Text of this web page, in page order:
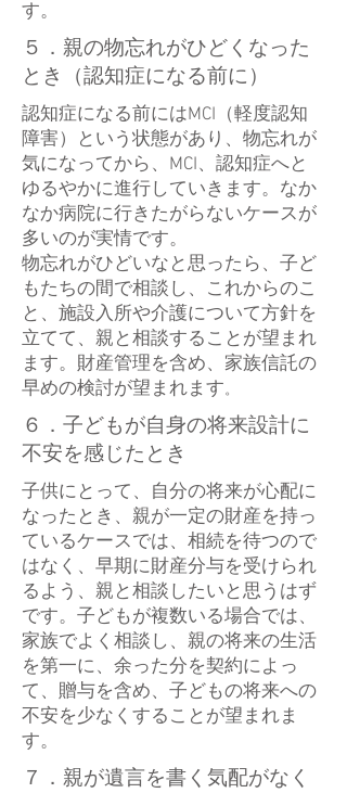
す。
５．親の物忘れがひどくなった
とき（認知症になる前に）
認知症になる前にはMCI（軽度認知
障害）という状態があり、物忘れが
気になってから、MCI、認知症へと
ゆるやかに進行していきます。なか
なか病院に行きたがらないケースが
多いのが実情です。
物忘れがひどいなと思ったら、子ど
もたちの間で相談し、これからのこ
と、施設入所や介護について方針を
立てて、親と相談することが望まれ
ます。財産管理を含め、家族信託の
早めの検討が望まれます。
６．子どもが自身の将来設計に
不安を感じたとき
子供にとって、自分の将来が心配に
なったとき、親が一定の財産を持っ
ているケースでは、相続を待つので
はなく、早期に財産分与を受けられ
るよう、親と相談したいと思うはず
です。子どもが複数いる場合では、
家族でよく相談し、親の将来の生活
を第一に、余った分を契約によっ
て、贈与を含め、子どもの将来への
不安を少なくすることが望まれま
す。
７．親が遺言を書く気配がなく